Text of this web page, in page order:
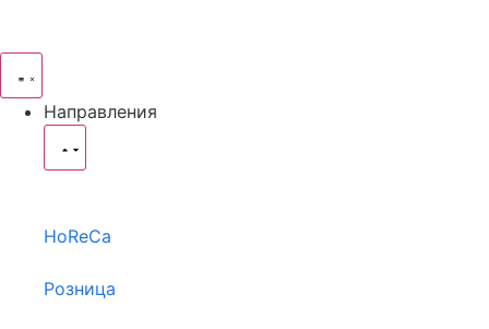
Направления
HoReCa
Розница